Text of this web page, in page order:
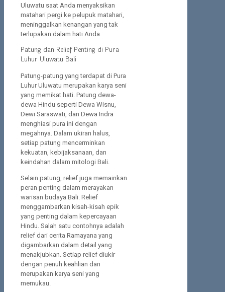
Uluwatu saat Anda menyaksikan
matahari pergi ke pelupuk matahari,
meninggalkan kenangan yang tak
terlupakan dalam hati Anda.
Patung dan Relief Penting di Pura
Luhur Uluwatu Bali
Patung-patung yang terdapat di Pura
Luhur Uluwatu merupakan karya seni
yang memikat hati. Patung dewa-
dewa Hindu seperti Dewa Wisnu,
Dewi Saraswati, dan Dewa Indra
menghiasi pura ini dengan
megahnya. Dalam ukiran halus,
setiap patung mencerminkan
kekuatan, kebijaksanaan, dan
keindahan dalam mitologi Bali.
Selain patung, relief juga memainkan
peran penting dalam merayakan
warisan budaya Bali. Relief
menggambarkan kisah-kisah epik
yang penting dalam kepercayaan
Hindu. Salah satu contohnya adalah
relief dari cerita Ramayana yang
digambarkan dalam detail yang
menakjubkan. Setiap relief diukir
dengan penuh keahlian dan
merupakan karya seni yang
memukau.